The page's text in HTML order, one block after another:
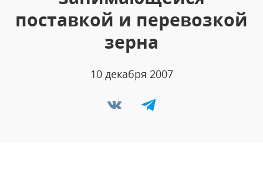
поставкой и перевозкой
зерна
10 декабря 2007